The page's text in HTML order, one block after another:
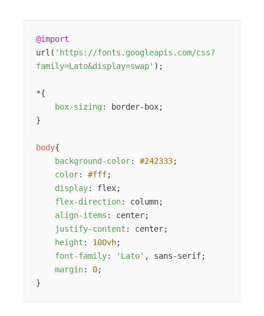
@import
url( 'https://fonts.googleapis.com/css?
family=Lato&display=swap' );
*{
box-sizing : border-box;
}
body{
background-color: #242333;
color: #fff;
display: flex;
flex-direction: column;
align-items : center;
justify-content : center;
height : 100vh;
font-family: 'Lato' , sans-serif;
margin: 0;
}